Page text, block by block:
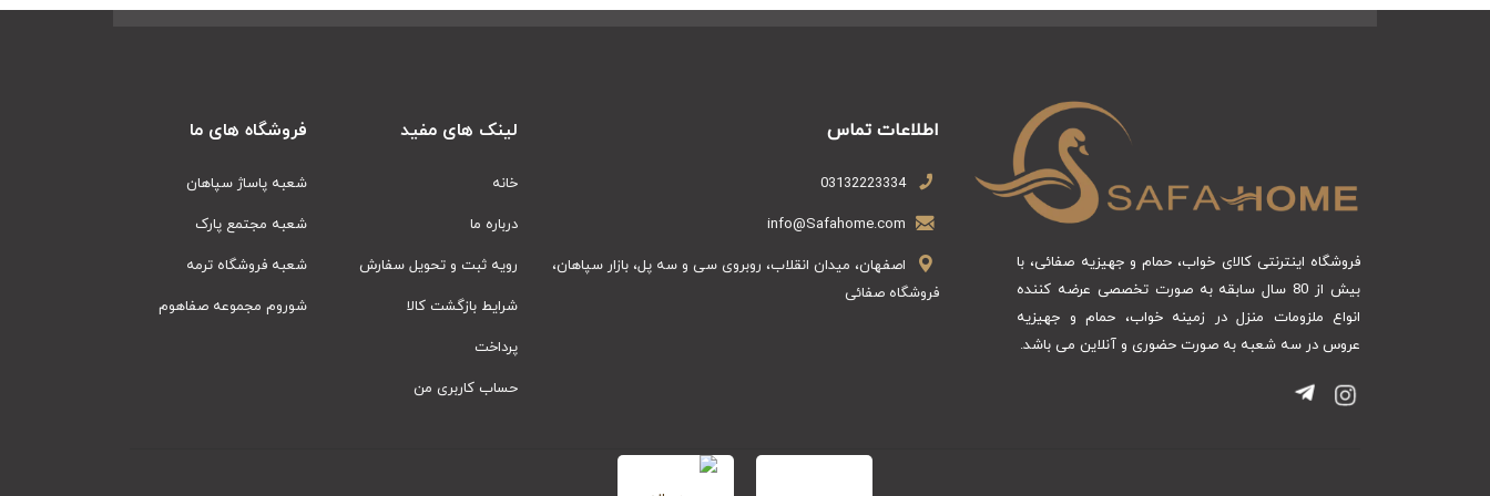
فروشگاه اینترنتی کالای خواب، حمام و جهیزیه صفائی، با
بیش از 80 سال سابقه به صورت تخصصی عرضه کننده
انواع ملزومات منزل در زمینه خواب، حمام و جهیزیه
عروس در سه شعبه به صورت حضوری و آنلاین می باشد.
اطلاعات تماس
03132223334
info@Safahome.com
اصفهان، میدان انقلاب، روبروی سی و سه پل، بازار سپاهان،
فروشگاه صفائی
لینک های مفید
خانه
درباره ما
رویه ثبت و تحویل سفارش
شرایط بازگشت کالا
پرداخت
حساب کاربری من
فروشگاه های ما
شعبه پاساژ سپاهان
شعبه مجتمع پارک
شعبه فروشگاه ترمه
شوروم مجموعه صفاهوم